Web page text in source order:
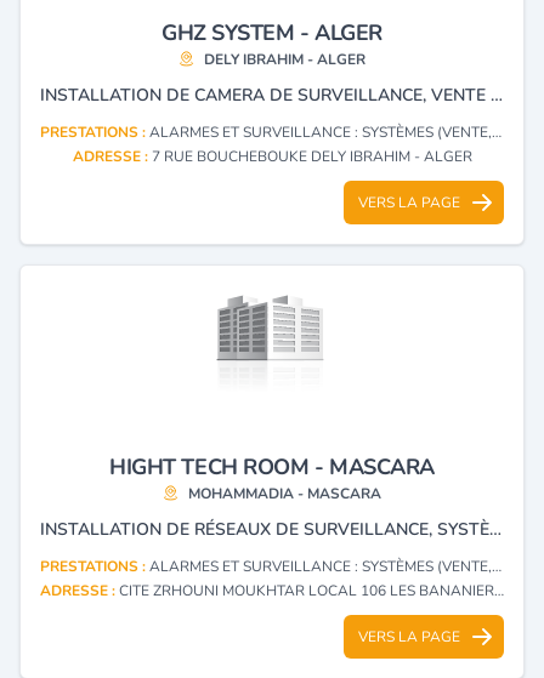
GHZ SYSTEM - ALGER
DELY IBRAHIM - ALGER
INSTALLATION DE CAMERA DE SURVEILLANCE, VENTE ET MAINTENANCE INFORMATIQUE.
PRESTATIONS :ALARMES ET SURVEILLANCE : SYSTÈMES (VENTE, INSTALLATION)
ADRESSE : 7 RUE BOUCHEBOUKE DELY IBRAHIM - ALGER
VERS LA PAGE
HIGHT TECH ROOM - MASCARA
MOHAMMADIA - MASCARA
INSTALLATION DE RÉSEAUX DE SURVEILLANCE, SYSTÈMES D'ALARME ET DE SÉCURITÉ, RÉSEAUX INFORMATIQUE ET INTI INCENDIE.
PRESTATIONS :ALARMES ET SURVEILLANCE : SYSTÈMES (VENTE, INSTALLATION)
ADRESSE :CITE ZRHOUNI MOUKHTAR LOCAL 106 LES BANANIER MOHAMMADIA - MASCARA
VERS LA PAGE